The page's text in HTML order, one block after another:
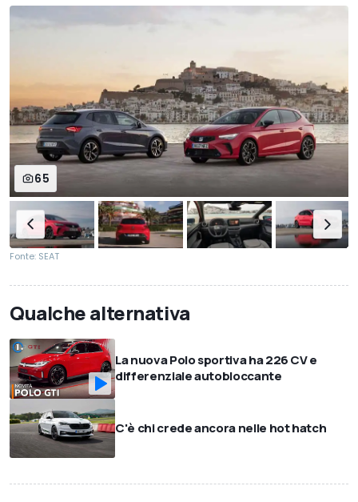
65
Fonte: SEAT
Qualche alternativa
La nuova Polo sportiva ha 226 CV e
differenziale autobloccante
C'è chi crede ancora nelle hot hatch